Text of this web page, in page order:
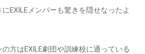
EXILEメンバーも驚きを隠せなったよ
方はEXILE劇団や訓練校に通っている